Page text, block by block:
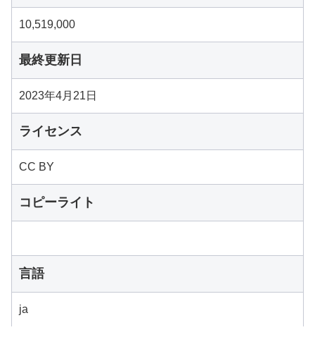
10,519,000
最終更新日
2023年4月21日
ライセンス
CC BY
コピーライト
言語
ja